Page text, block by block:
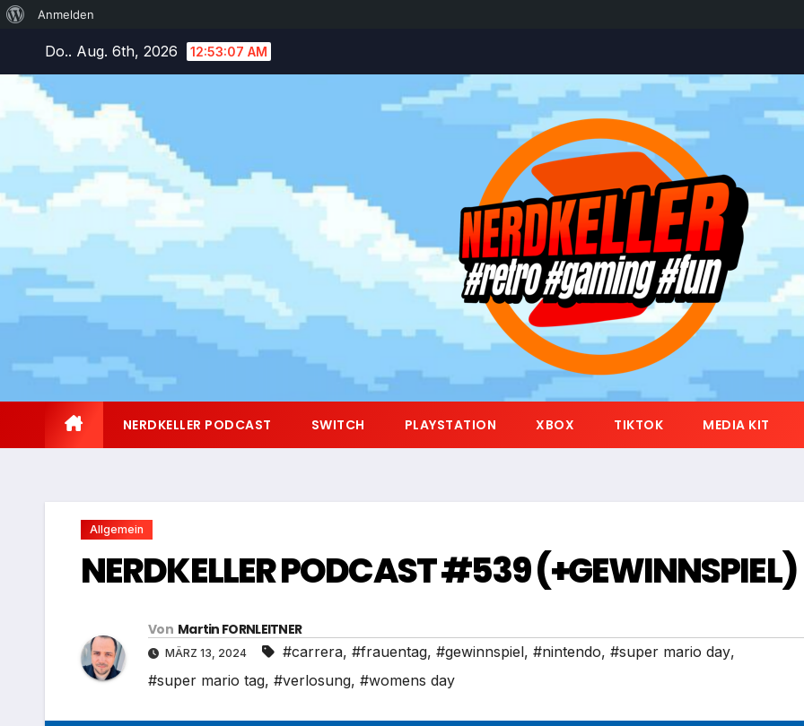
Über
Anmelden
springen
Do.. Aug. 6th, 2026 12:53:08 AM
NERDKELLER PODCAST SWITCH PLAYSTATION XBOX TIKTOK MEDIA KIT
Allgemein
NERDKELLER PODCAST #539 (+GEWINNSPIEL)
Von Martin FORNLEITNER
MÄRZ 13, 2024 #carrera, #frauentag, #gewinnspiel, #nintendo, #super mario day,
#super mario tag, #verlosung, #womens day